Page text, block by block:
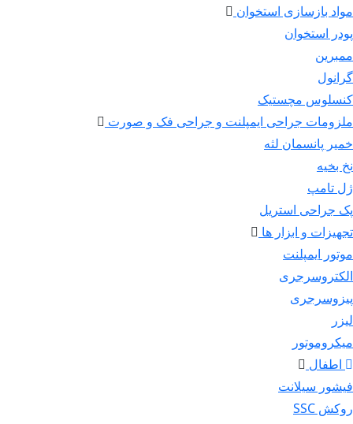
مواد بازسازی استخوان
پودر استخوان
ممبرین
گرانول
کنسلوس مچستیک
ملزومات جراحی ایمپلنت و جراحی فک و صورت
خمیر پانسمان لثه
نخ بخیه
ژل تامپ
پک جراحی استریل
تجهیزات و ابزار ها
موتور ایمپلنت
الکتروسرجری
پیزوسرجری
لیزر
میکروموتور
اطفال
فیشور سیلانت
روکش SSC